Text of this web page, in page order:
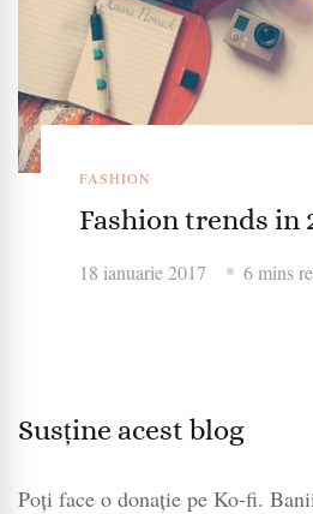
FASHION
Fashion trends in
18 ianuarie 2017 6 mins
Susține acest blog
Poți face o donație pe Ko-fi.